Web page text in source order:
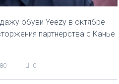
обуви Yeezy в октябре
партнерства с Канье
0